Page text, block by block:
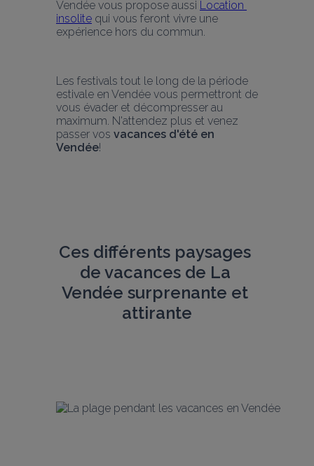
Vendée vous propose aussi Location
insolite qui vous feront vivre une
expérience hors du commun.
Les festivals tout le long de la période
estivale en Vendée vous permettront de
vous évader et décompresser au
maximum. N'attendez plus et venez
passer vos vacances d'été en
Vendée!
Ces différents paysages
de vacances de La
Vendée surprenante et
attirante